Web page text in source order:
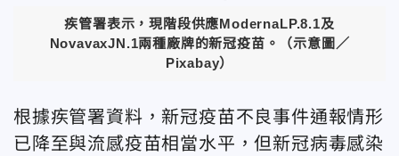
疾管署表示，現階段供應ModernaLP.8.1及
NovavaxJN.1兩種廠牌的新冠疫苗。（示意圖／
Pixabay）
根據疾管署資料，新冠疫苗不良事件通報情形
已降至與流感疫苗相當水平，但新冠病毒感染